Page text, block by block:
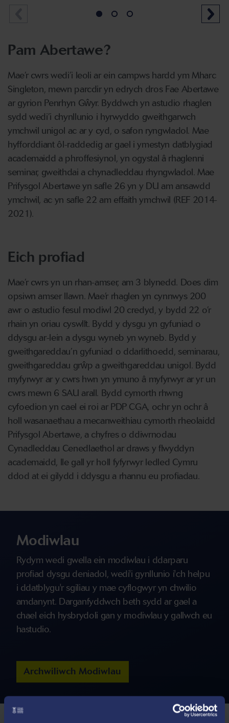
Pam Abertawe?
Mae’r cwrs wedi’i leoli ar ein campws hardd ym Mharc
Singleton, mewn parcdir yn edrych dros Fae Abertawe
ar gyrion Penrhyn Gŵyr. Byddwch yn astudio rhaglen
sydd wedi’i chynllunio i hyrwyddo gweithgarwch
ymchwil unigol ac ar y cyd, o safon ryngwladol. Mae
hyfforddiant ôl-raddedig ar gael i ymestyn datblygiad
academaidd a phroffesiynol, yn ogystal â rhaglenni
seminar, gweithdai a chynadleddau rhyngwladol. Mae
Prifysgol Abertawe yn safle 26 yn y DU am ansawdd
ymchwil, ac yn safle 22 am effaith ymchwil (REF 2014-
2021).
Eich profiad
Mae’r cwrs yn un rhan-amser, am 3 blynedd. Does dim
opsiwn amser llawn. Mae’r rhaglen yn cynnwys 200
awr o astudio fesul modiwl 20 credyd, y bydd 22 o’r
rhain yn oriau cyswllt. Bydd y dysgu yn gyfuniad o
ddysgu ar-lein a dysgu wyneb yn wyneb. Bydd y
gweithgareddau’n gyfuniad o ddarlithoedd, seminarau,
gweithgareddau grŵp a gweithgareddau unigol. Bydd
myfyrwyr ar y cwrs hwn yn ymuno â myfyrwyr ar yr un
cwrs mewn 6 SAU arall. Bydd cymorth rhwng
cyfoedion yn cael ei roi ar PDP CGA, ochr yn ochr â
holl wasanaethau a mecanweithiau cymorth rheolaidd
Prifysgol Abertawe, a chyfres o ddiwrnodau
Cynadleddau Cenedlaethol ar draws y flwyddyn
academaidd, lle gall yr holl fyfyrwyr ledled Cymru
ddod at ei gilydd i ddysgu a rhannu eu profiadau.
Modiwlau
Rydym wedi gwella ein modiwlau i ddarparu
profiad dysgu deniadol, wedi'i gynllunio i'ch helpu
i ddatblygu'r sgiliau y mae cyflogwyr yn chwilio
amdanynt. Darganfyddwch beth sydd ar gael a
chael eich hysbrydoli gan y modiwlau y gallwch eu
hastudio.
Archwiliwch Modiwlau